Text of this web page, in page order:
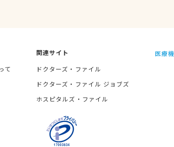
て
関連サイト
ドクターズ・ファイル
ドクターズ・ファイル ジョブズ
ホスピタルズ・ファイル
医療